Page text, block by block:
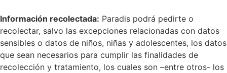
Información recolectada: Paradis podrá pedirte o
recolectar, salvo las excepciones relacionadas con datos
sensibles o datos de niños, niñas y adolescentes, los datos
que sean necesarios para cumplir las finalidades de
recolección y tratamiento, los cuales son –entre otros- los